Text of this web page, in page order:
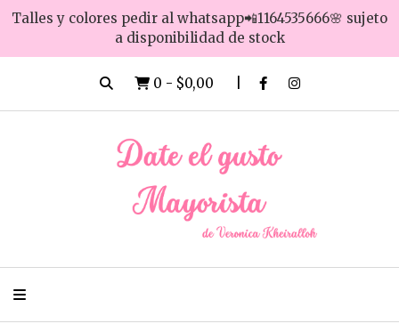
Talles y colores pedir al whatsapp📲1164535666🌸 sujeto
a disponibilidad de stock
0 - $0,00